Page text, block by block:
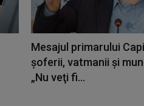
Mesajul primarului
şoferii, vatmanii şi
„Nu veţi fi...